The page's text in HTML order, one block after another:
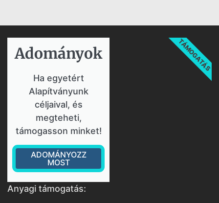
Adományok​
Ha egyetért
Alapítványunk
céljaival, és
megteheti,
támogasson minket!
ADOMÁNYOZZ
MOST
TÁMOGATÁS
Anyagi támogatás: